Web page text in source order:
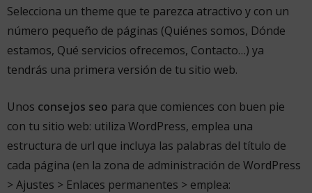
Selecciona un theme que te parezca atractivo y con un
número pequeño de páginas (Quiénes somos, Dónde
estamos, Qué servicios ofrecemos, Contacto…) ya
tendrás una primera versión de tu sitio web.
Unos consejos seo para que comiences con buen pie
con tu sitio web: utiliza WordPress, emplea una
estructura de url que incluya las palabras del título de
cada página (en la zona de administración de WordPress
> Ajustes > Enlaces permanentes > emplea: